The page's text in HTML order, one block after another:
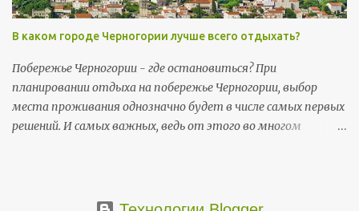
В каком городе Черногории лучше всего отдыхать?
Побережье Черногории - где остановиться? При
планировании отдыха на побережье Черногории, выбор
места проживания однозначно будет в числе самых первых
решений. И самых важных, ведь от этого во многом
сосредоточены на побережье.